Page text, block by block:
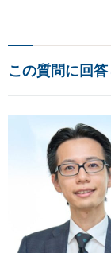
この質問に回